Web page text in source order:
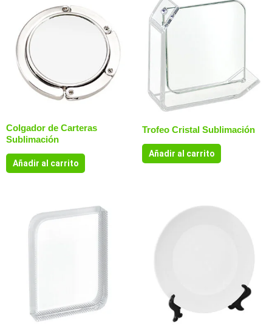
Colgador de Carteras
Sublimación
Añadir al carrito
Trofeo Cristal Sublimación
Añadir al carrito